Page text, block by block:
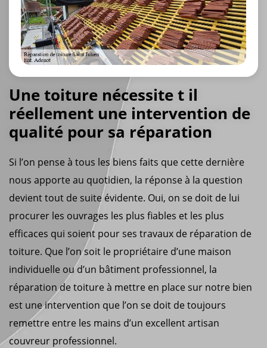
Une toiture nécessite t il
réellement une intervention de
qualité pour sa réparation
Si l’on pense à tous les biens faits que cette dernière
nous apporte au quotidien, la réponse à la question
devient tout de suite évidente. Oui, on se doit de lui
procurer les ouvrages les plus fiables et les plus
efficaces qui soient pour ses travaux de réparation de
toiture. Que l’on soit le propriétaire d’une maison
individuelle ou d’un bâtiment professionnel, la
réparation de toiture à mettre en place sur notre bien
est une intervention que l’on se doit de toujours
remettre entre les mains d’un excellent artisan
couvreur professionnel.